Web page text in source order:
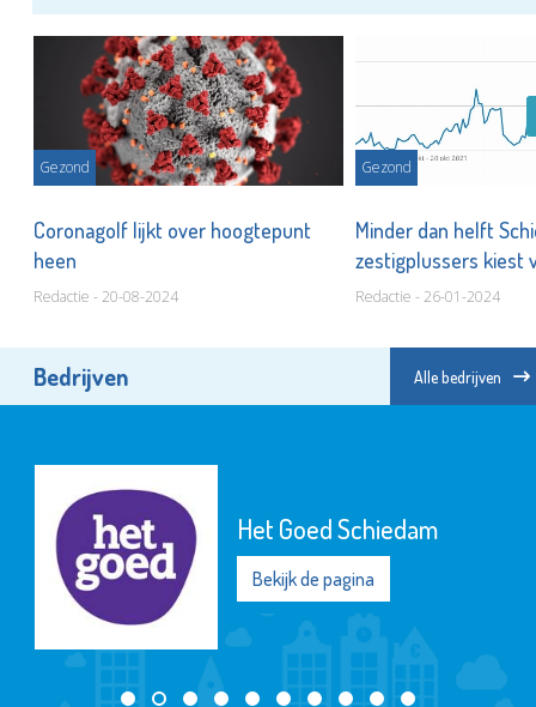
Gezond
Coronagolf lijkt over hoogtepunt
heen
Redactie - 20-08-2024
Gezond
Minder dan helft
zestigplussers kiest
Redactie - 26-01-2024
Bedrijven Alle bedrijven
Het Goed Schiedam
Bekijk de pagina